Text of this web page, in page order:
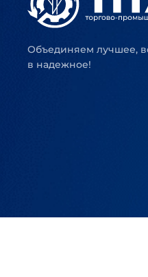
Объединяем лучшее,
в надежное!